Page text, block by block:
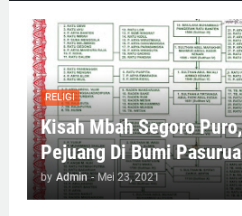
RELIGI
Kisah Mbah Segoro
Pejuang Di Bumi
by Admin - Mei 23, 2021